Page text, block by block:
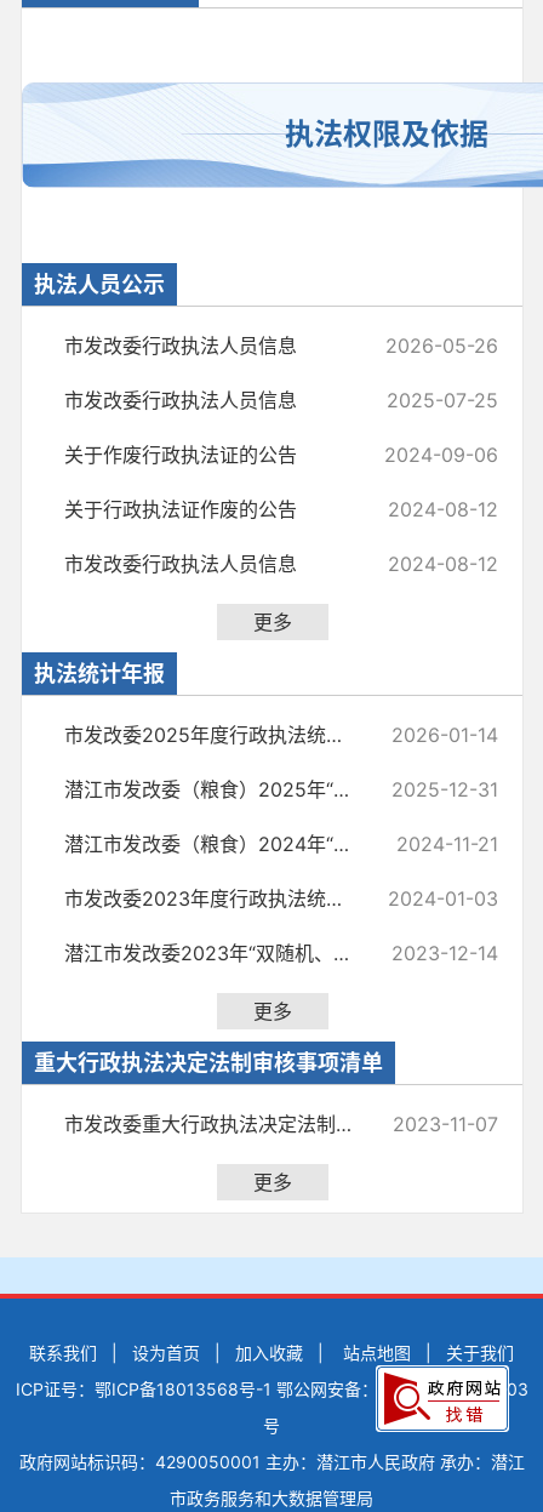
执法权限及依据
执法人员公示
市发改委行政执法人员信息 2026-05-26
市发改委行政执法人员信息 2025-07-25
关于作废行政执法证的公告 2024-09-06
关于行政执法证作废的公告 2024-08-12
市发改委行政执法人员信息 2024-08-12
更多
执法统计年报
市发改委2025年度行政执法统计年报 2026-01-14
潜江市发改委（粮食）2025年“双随机、一公开”检查工作计划 2025-12-31
潜江市发改委（粮食）2024年“双随机、一公开”检查工作计划 2024-11-21
市发改委2023年度行政执法统计年报 2024-01-03
潜江市发改委2023年“双随机、一公开”检查工作计划 2023-12-14
更多
重大行政执法决定法制审核事项清单
市发改委重大行政执法决定法制审核目录清单 2023-11-07
更多
联系我们 设为首页 加入收藏 站点地图
关于我们
ICP证号：鄂ICP备18013568号-1 鄂公网安备：42900502000503
号
政府网站标识码：4290050001 主办：潜江市人民政府 承办：潜江
市政务服务和大数据管理局